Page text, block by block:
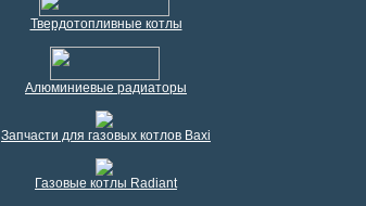
Твердотопливные котлы
Алюминиевые радиаторы
Запчасти для газовых котлов Baxi
Газовые котлы Radiant